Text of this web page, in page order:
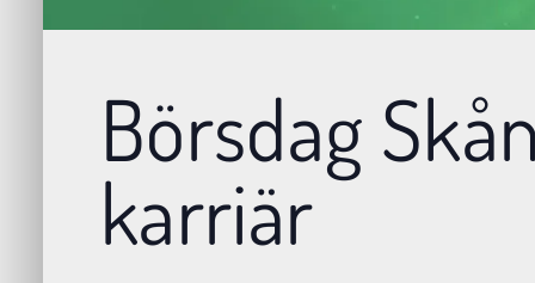
Börsdag
karriär